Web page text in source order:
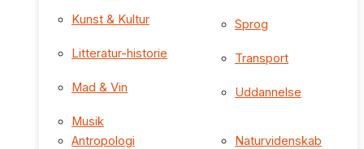
Kunst & Kultur
Litteratur-historie
Mad & Vin
Musik
Sprog
Transport
Uddannelse
Antropologi
Naturvidenskab